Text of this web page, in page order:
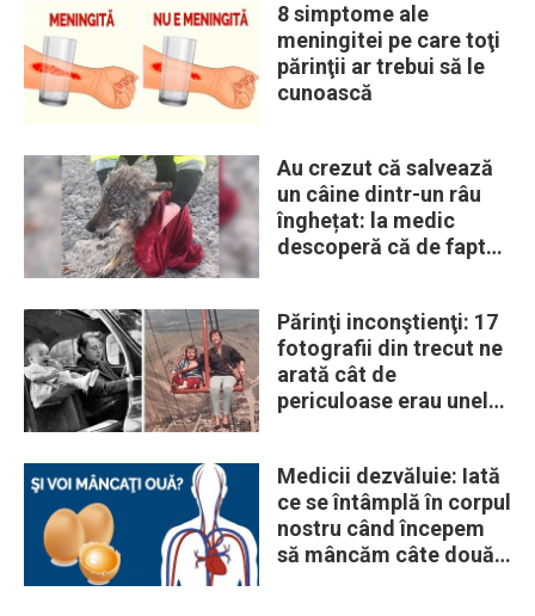
8 simptome ale
meningitei pe care toţi
părinţii ar trebui să le
cunoască
Au crezut că salvează
un câine dintr-un râu
înghețat: la medic
descoperă că de fapt
Părinţi inconştienţi: 17
fotografii din trecut ne
arată cât de
periculoase erau unele
Medicii dezvăluie: Iată
ce se întâmplă în corpul
nostru când începem
să mâncăm câte două